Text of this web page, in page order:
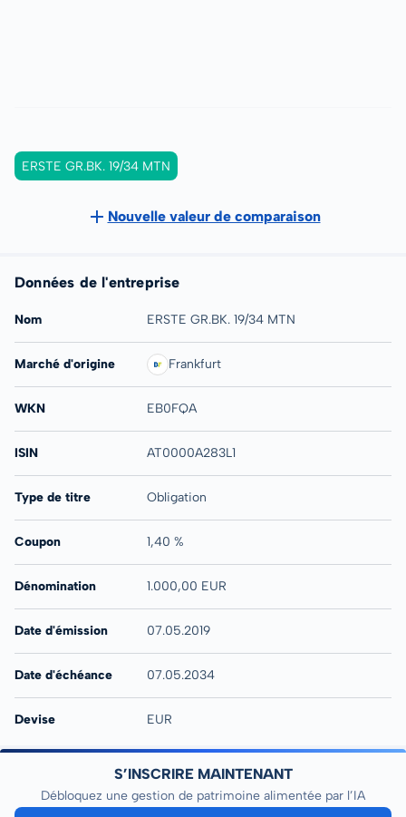
ERSTE GR.BK. 19/34 MTN
Nouvelle valeur de comparaison
Données de l'entreprise
Nom ERSTE GR.BK. 19/34 MTN
Marché d'origine Frankfurt
WKN EB0FQA
ISIN AT0000A283L1
Type de titre Obligation
Coupon 1,40 %
Dénomination 1.000,00 EUR
Date d'émission 07.05.2019
Date d'échéance 07.05.2034
Devise EUR
S’INSCRIRE MAINTENANT
Débloquez une gestion de patrimoine alimentée par l’IA